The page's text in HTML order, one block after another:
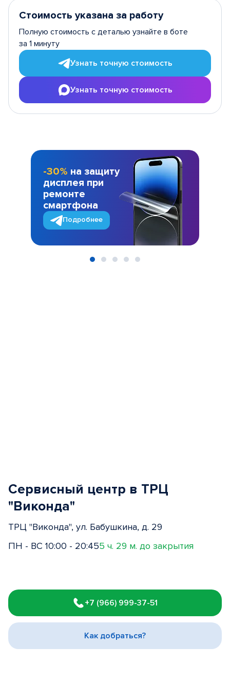
Стоимость указана за работу
Полную стоимость с деталью узнайте в боте
за 1 минуту
Узнать точную стоимость
Узнать точную стоимость
-30% на защиту
дисплея при
ремонте
смартфона
Подробнее
Сервисный центр в ТРЦ
"Виконда"
ТРЦ "Виконда", ул. Бабушкина, д. 29
ПН - ВС 10:00 - 20:455 ч. 29 м. до закрытия
1
of
3
+7 (966) 999-37-51
Как добраться?